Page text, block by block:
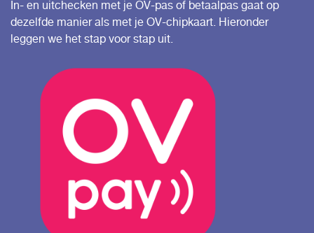
In- en uitchecken met je OV-pas of betaalpas gaat op
dezelfde manier als met je OV-chipkaart. Hieronder
leggen we het stap voor stap uit.